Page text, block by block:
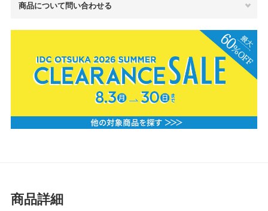
商品について問い合わせる
商品詳細